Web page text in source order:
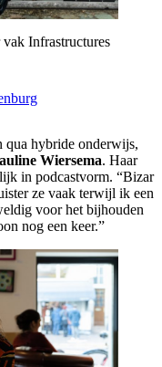
vak Infrastructures
qua hybride onderwijs,
Wiersema. Haar
in podcastvorm. “Bizar
ze vaak terwijl ik een
voor het bijhouden
nog een keer.”